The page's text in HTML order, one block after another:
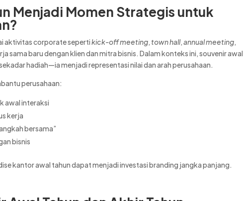
Menjadi Momen Strategis untuk
aktivitas corporate sepertikick-off meeting, town hall,annual meeting,
sama baru dengan klien dan mitra bisnis. Dalam konteks ini, souvenir awal
hadiah—ia menjadi representasi nilai dan arah perusahaan.
perusahaan:
awal interaksi
kerja
bersama”
bisnis
kantor awal tahun dapat menjadi investasi branding jangka panjang.